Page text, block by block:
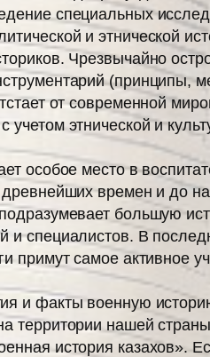
специальных
и этнической
Чрезвычайно
(принципы,
от современной
этнической и
особое место в
древнейших времен и до
большую
и специалистов. В
примут самое активное
и факты военную
территории нашей
история казахов».